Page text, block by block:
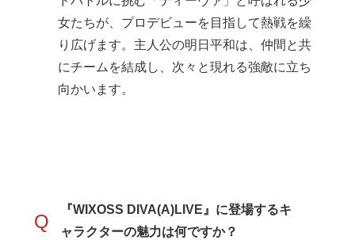
女たちが、プロデビューを目指して熱戦を繰
り広げます。主人公の明日平和は、仲間と共
にチームを結成し、次々と現れる強敵に立ち
向かいます。
Q
『WIXOSS DIVA(A)LIVE』に登場するキ
ャラクターの魅力は何ですか？